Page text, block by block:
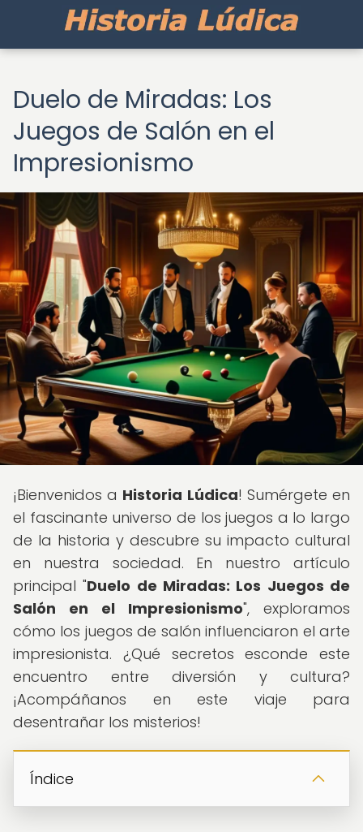
Duelo de Miradas: Los
Juegos de Salón en el
Impresionismo
¡Bienvenidos a Historia Lúdica! Sumérgete en
el fascinante universo de los juegos a lo largo
de la historia y descubre su impacto cultural
en nuestra sociedad. En nuestro artículo
principal "Duelo de Miradas: Los Juegos de
Salón en el Impresionismo", exploramos
cómo los juegos de salón influenciaron el arte
impresionista. ¿Qué secretos esconde este
encuentro entre diversión y cultura?
¡Acompáñanos en este viaje para
desentrañar los misterios!
Índice